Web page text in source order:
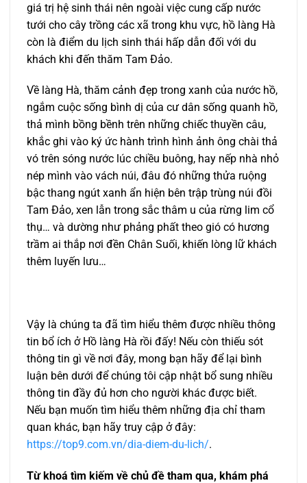
giá trị hệ sinh thái nên ngoài việc cung cấp nước
tưới cho cây trồng các xã trong khu vực, hồ làng Hà
còn là điểm du lịch sinh thái hấp dẫn đối với du
khách khi đến thăm Tam Đảo.
Về làng Hà, thăm cảnh đẹp trong xanh của nước hồ,
ngắm cuộc sống bình dị của cư dân sống quanh hồ,
thả mình bồng bềnh trên những chiếc thuyền câu,
khắc ghi vào ký ức hành trình hình ảnh ông chài thả
vó trên sóng nước lúc chiều buông, hay nếp nhà nhỏ
nép mình vào vách núi, đâu đó những thửa ruộng
bậc thang ngút xanh ẩn hiện bên trập trùng núi đồi
Tam Đảo, xen lẫn trong sắc thâm u của rừng lim cổ
thụ… và dường như phảng phất theo gió có hương
trầm ai thắp nơi đền Chân Suối, khiến lòng lữ khách
thêm luyến lưu…
Vậy là chúng ta đã tìm hiểu thêm được nhiều thông
tin bổ ích ở Hồ làng Hà rồi đấy! Nếu còn thiếu sót
thông tin gì về nơi đây, mong bạn hãy để lại bình
luận bên dưới để chúng tôi cập nhật bổ sung nhiều
thông tin đầy đủ hơn cho người khác được biết.
Nếu bạn muốn tìm hiểu thêm những địa chỉ tham
quan khác, bạn hãy truy cập ở đây:
https://top9.com.vn/dia-diem-du-lich/.
Từ khoá tìm kiếm về chủ đề tham qua, khám phá